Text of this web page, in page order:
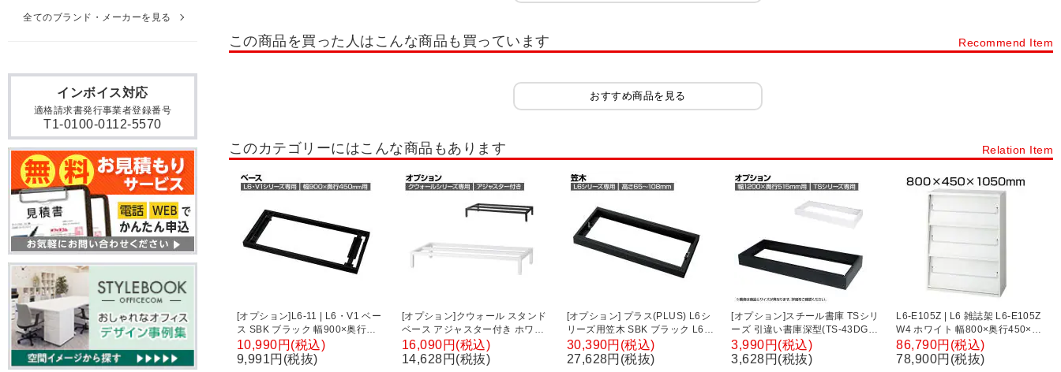
木製役員用家具 チェスト・たんす カラーボックス
両開き書庫・両開きキャビネット ガラス戸書庫・ガラス扉キャビネット ラテラル書庫・引き出し書庫
パーソナルロッカー・個人ロッカー 組み合わせ書庫(セット書庫) その他扉タイプ書庫
この商品を買った人はこんな商品も買っています Recommend Item
おすすめ商品を見る
このカテゴリーにはこんな商品もあります Relation Item
[オプション]L6-11 | L6・V1 ベー
ス SBK ブラック 幅900×奥行
427×高さ50mm プラス(PLUS)
10,990円(税込)
9,991円(税抜)
[オプション]クウォール スタンド
ベース アジャスター付き ホワイ
ト ブラック 幅900×奥行450×高
さ130mm RW45-13SB RK45-
16,090円(税込)
14,628円(税抜)
[オプション] プラス(PLUS) L6シ
リーズ用笠木 SBK ブラック L6-
FH1 国産 幅900×奥行500×高さ
65～108mm
30,390円(税込)
27,628円(税抜)
[オプション]スチール書庫 TSシリ
ーズ 引違い書庫深型(TS-43DG・
TS-43DS)用ベース 幅1198×奥行
499×高さ90mm 国産 TS-43DB
3,990円(税込)
3,628円(税抜)
L6-E105Z | L6 雑誌架 L6-E105Z
W4 ホワイト 幅800×奥行450×高
さ1050mm プラス(PLUS)
86,790円(税込)
78,900円(税抜)
インボイス対応
適格請求書発行事業者登録番号
T1-0100-0112-5570
全てのブランド・メーカーを見る